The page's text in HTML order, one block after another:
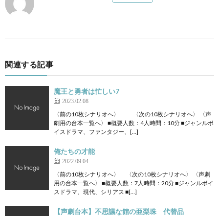
関連する記事
魔王と勇者は忙しい7
2023.02.08
〈前の10枚シナリオへ〉 〈次の10枚シナリオへ〉 〈声
劇用の台本一覧へ〉 ■概要人数：4人時間：10分 ■ジャンルボ
イスドラマ、ファンタジー、[…]
俺たちの才能
2022.09.04
〈前の10枚シナリオへ〉 〈次の10枚シナリオへ〉 〈声劇
用の台本一覧へ〉 ■概要人数：7人時間：20分 ■ジャンルボイ
スドラマ、現代、シリアス ■[…]
【声劇台本】不思議な館の亜梨珠 代替品